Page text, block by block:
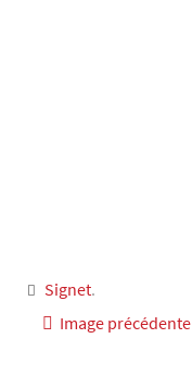
Signet.
Image précédente